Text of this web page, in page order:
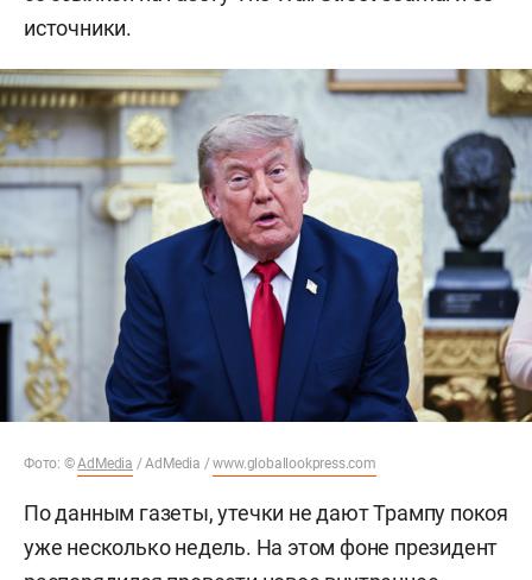
источники.
Фото: ©AdMedia / AdMedia /www.globallookpress.com
По данным газеты, утечки не дают Трампу покоя
уже несколько недель. На этом фоне президент